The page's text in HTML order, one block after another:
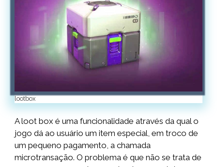
lootbox
A loot box é uma funcionalidade através da qual o
jogo dá ao usuário um item especial, em troco de
um pequeno pagamento, a chamada
microtransação. O problema é que não se trata de